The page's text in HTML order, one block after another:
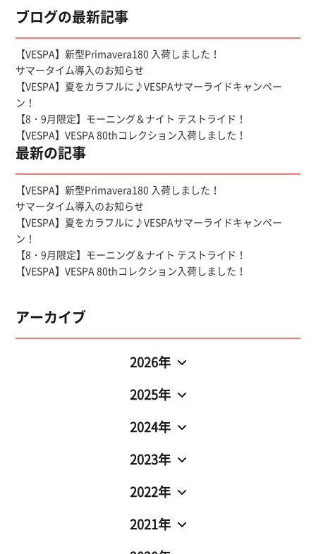
ブログの最新記事
【VESPA】新型Primavera180 入荷しました！
サマータイム導入のお知らせ
【VESPA】夏をカラフルに♪VESPAサマーライドキャンペー
ン！
【8・9月限定】モーニング＆ナイト テストライド！
【VESPA】VESPA 80thコレクション入荷しました！
最新の記事
【VESPA】新型Primavera180 入荷しました！
サマータイム導入のお知らせ
【VESPA】夏をカラフルに♪VESPAサマーライドキャンペー
ン！
【8・9月限定】モーニング＆ナイト テストライド！
【VESPA】VESPA 80thコレクション入荷しました！
アーカイブ
2026年
2025年
2024年
2023年
2022年
2021年